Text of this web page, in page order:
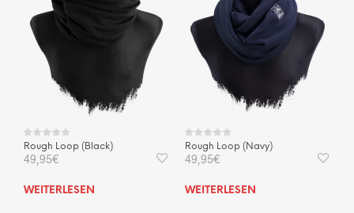
Rough Loop (Black)
49,95€
WEITERLESEN
Rough Loop (Navy)
49,95€
WEITERLESEN